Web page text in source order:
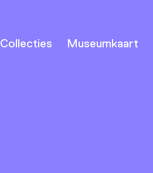
Collecties Museumkaart